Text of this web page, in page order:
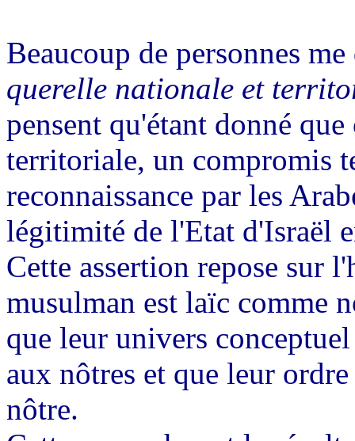
Beaucoup de personnes
querelle nationale et
pensent qu'étant donné
territoriale, un compromis
reconnaissance par les
légitimité de l'Etat d'Israël
Cette assertion repose sur
musulman est laïc comme
que leur univers
aux nôtres et que leur
nôtre.